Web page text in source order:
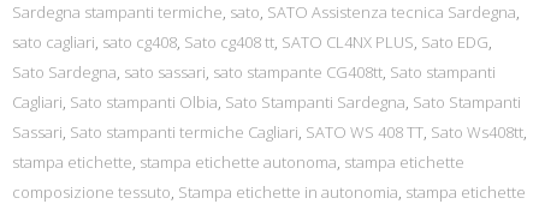
Sardegna stampanti termiche, sato, SATO Assistenza tecnica Sardegna,
sato cagliari, sato cg408, Sato cg408 tt, SATO CL4NX PLUS, Sato EDG,
Sato Sardegna, sato sassari, sato stampante CG408tt, Sato stampanti
Cagliari, Sato stampanti Olbia, Sato Stampanti Sardegna, Sato Stampanti
Sassari, Sato stampanti termiche Cagliari, SATO WS 408 TT, Sato Ws408tt,
stampa etichette, stampa etichette autonoma, stampa etichette
composizione tessuto, Stampa etichette in autonomia, stampa etichette